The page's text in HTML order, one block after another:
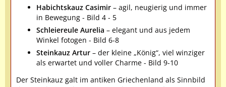
Habichtskauz Casimir – agil, neugierig und immer
in Bewegung - Bild 4 - 5
Schleiereule Aurelia – elegant und aus jedem
Winkel fotogen - Bild 6-8
Steinkauz Artur – der kleine „König“, viel winziger
als erwartet und voller Charme - Bild 9-10
Der Steinkauz galt im antiken Griechenland als Sinnbild